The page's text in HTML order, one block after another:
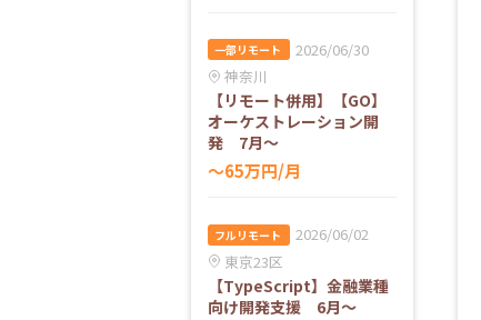
一部リモート
2026/06/30
神奈川
【リモート併用】【GO】
オーケストレーション開
発 7月～
〜65万円/月
フルリモート
2026/06/02
東京23区
【TypeScript】金融業種
向け開発支援 6月～